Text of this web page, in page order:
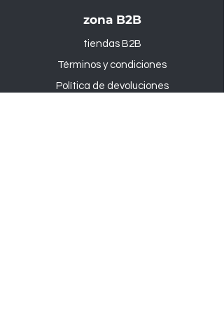
zona B2B
tiendas B2B
Términos y condiciones
Política de devoluciones